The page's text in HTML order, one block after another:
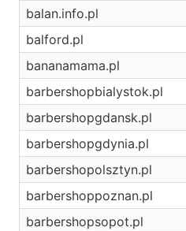
balan.info.pl
balford.pl
bananamama.pl
barbershopbialystok.pl
barbershopgdansk.pl
barbershopgdynia.pl
barbershopolsztyn.pl
barbershoppoznan.pl
barbershopsopot.pl